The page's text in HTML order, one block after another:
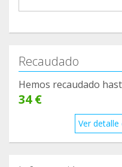
Recaudado
Hemos recaudado
34 €
Ver detalle